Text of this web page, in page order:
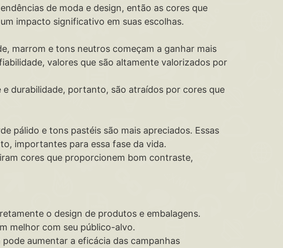
de moda e design, então as cores que
impacto significativo em suas escolhas.
marrom e tons neutros começam a ganhar mais
valores que são altamente valorizados por
durabilidade, portanto, são atraídos por cores que
pálido e tons pastéis são mais apreciados. Essas
importantes para essa fase da vida.
cores que proporcionem bom contraste,
o design de produtos e embalagens.
melhor com seu público-alvo.
aumentar a eficácia das campanhas